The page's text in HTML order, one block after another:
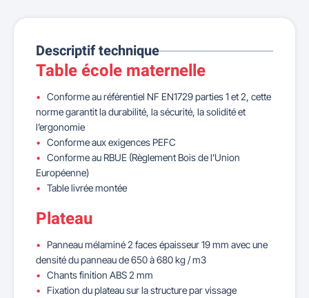
Descriptif technique
Table école maternelle
Conforme au référentiel NF EN1729 parties 1 et 2, cette
norme garantit la durabilité, la sécurité, la solidité et
l’ergonomie
Conforme aux exigences PEFC
Conforme au RBUE (Règlement Bois de l’Union
Européenne)
Table livrée montée
Plateau
Panneau mélaminé 2 faces épaisseur 19 mm avec une
densité du panneau de 650 à 680 kg / m3
Chants finition ABS 2 mm
Fixation du plateau sur la structure par vissage